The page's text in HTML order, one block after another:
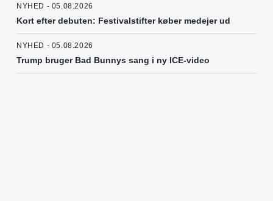
NYHED - 05.08.2026
Kort efter debuten: Festivalstifter køber medejer ud
NYHED - 05.08.2026
Trump bruger Bad Bunnys sang i ny ICE-video